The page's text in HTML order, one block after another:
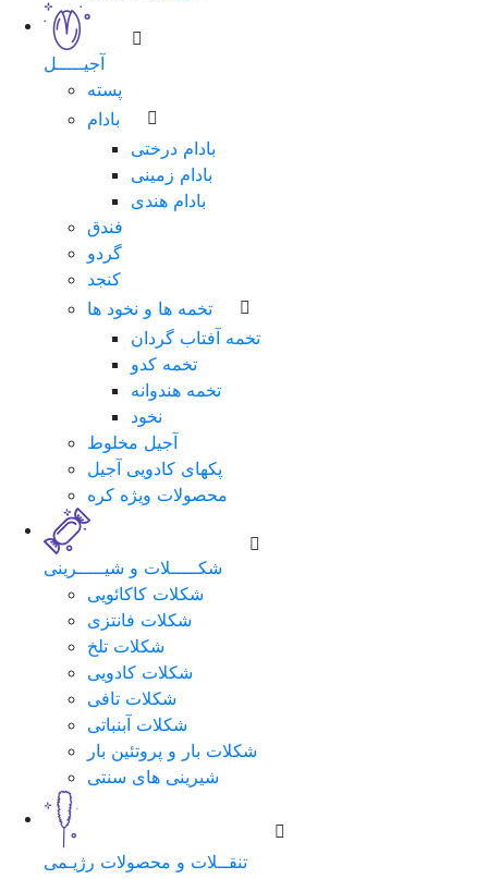
آجیـــــل
پسته
بادام
بادام درختی
بادام زمینی
بادام هندی
فندق
گردو
کنجد
تخمه ها و نخود ها
تخمه آفتاب گردان
تخمه کدو
تخمه هندوانه
نخود
آجیل مخلوط
پکهای کادویی آجیل
محصولات ویژه کره
شکـــــلات و شیـــــرینی
شکلات کاکائویی
شکلات فانتزی
شکلات تلخ
شکلات کادویی
شکلات تافی
شکلات آبنباتی
شکلات بار و پروتئین بار
شیرینی های سنتی
تنقــلات و محصولات رژیـمی